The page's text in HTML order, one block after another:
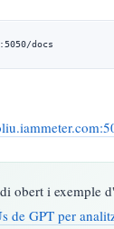
docs
obert i exemple
de GPT per